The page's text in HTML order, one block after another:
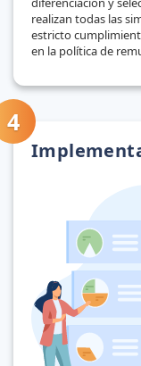
realizan todas las
estricto
en la política de